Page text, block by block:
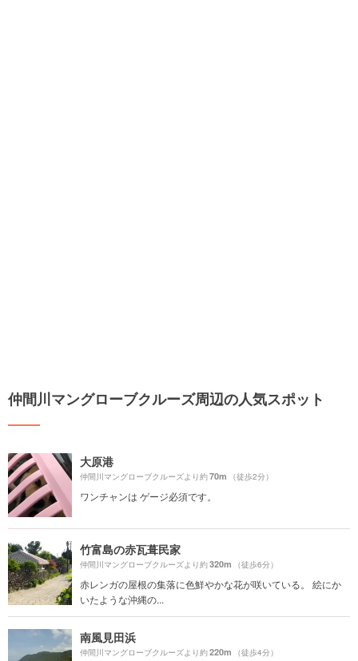
仲間川マングローブクルーズ周辺の人気スポット
大原港
仲間川マングローブクルーズより約70m （徒歩2分）
ワンチャンは ゲージ必須です。
竹富島の赤瓦葺民家
仲間川マングローブクルーズより約320m （徒歩6分）
赤レンガの屋根の集落に色鮮やかな花が咲いている。 絵にか
いたような沖縄の...
南風見田浜
仲間川マングローブクルーズより約220m （徒歩4分）